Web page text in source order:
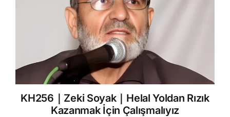
KH256｜Zeki Soyak｜Helal Yoldan Rızık
Kazanmak İçin Çalışmalıyız